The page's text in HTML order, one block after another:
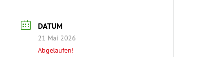
DATUM
21 Mai 2026
Abgelaufen!